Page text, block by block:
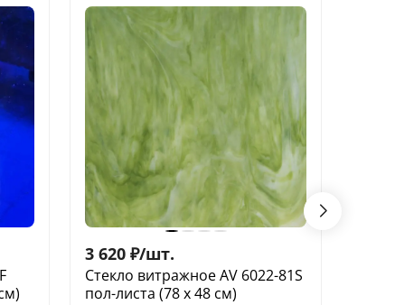
3 620 ₽/шт.
Стекло витражное AV 6022-81S
пол-листа (78 х 48 см)